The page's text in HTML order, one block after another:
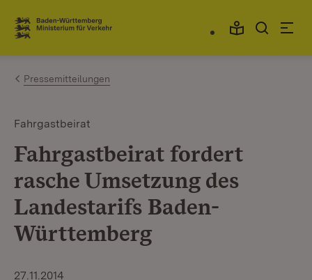
Zum Inhalt springen
Link zur Startseite
Pressemitteilungen
Fahrgastbeirat
Fahrgastbeirat fordert
rasche Umsetzung des
Landestarifs Baden-
Württemberg
27.11.2014